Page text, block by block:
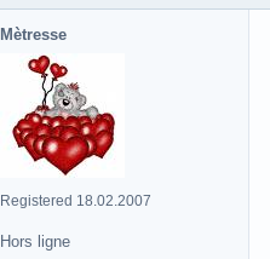
Mètresse
Registered 18.02.2007
Hors ligne